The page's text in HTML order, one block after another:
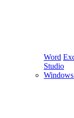
Word
Studio